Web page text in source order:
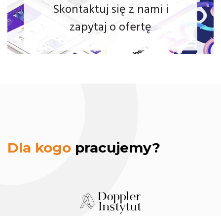
Skontaktuj się z nami i
zapytaj o ofertę
Dla kogo pracujemy?